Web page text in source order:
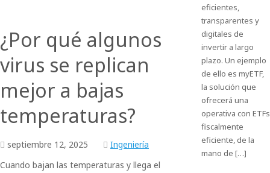
¿Por qué algunos
virus se replican
mejor a bajas
temperaturas?
septiembre 12, 2025
Ingeniería
Cuando bajan las temperaturas y llega el
eficientes,
transparentes y
digitales de
invertir a largo
plazo. Un ejemplo
de ello es myETF,
la solución que
ofrecerá una
operativa con ETFs
fiscalmente
eficiente, de la
mano de […]